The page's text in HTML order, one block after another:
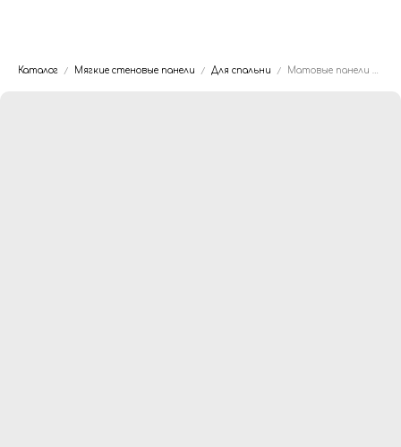
Каталог Мягкие стеновые панели Для спальни